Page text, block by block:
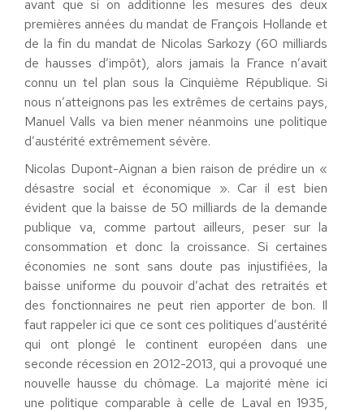
avant que si on additionne les mesures des deux
premières années du mandat de François Hollande et
de la fin du mandat de Nicolas Sarkozy (60 milliards
de hausses d’impôt), alors jamais la France n’avait
connu un tel plan sous la Cinquième République. Si
nous n’atteignons pas les extrêmes de certains pays,
Manuel Valls va bien mener néanmoins une politique
d’austérité extrêmement sévère.
Nicolas Dupont-Aignan a bien raison de prédire un «
désastre social et économique ». Car il est bien
évident que la baisse de 50 milliards de la demande
publique va, comme partout ailleurs, peser sur la
consommation et donc la croissance. Si certaines
économies ne sont sans doute pas injustifiées, la
baisse uniforme du pouvoir d’achat des retraités et
des fonctionnaires ne peut rien apporter de bon. Il
faut rappeler ici que ce sont ces politiques d’austérité
qui ont plongé le continent européen dans une
seconde récession en 2012-2013, qui a provoqué une
nouvelle hausse du chômage. La majorité mène ici
une politique comparable à celle de Laval en 1935,